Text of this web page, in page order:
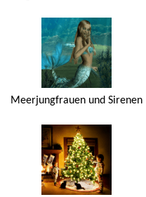
Meerjungfrauen und Sirenen